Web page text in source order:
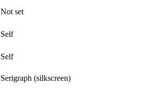
Not set
Self
Self
Serigraph (silkscreen)